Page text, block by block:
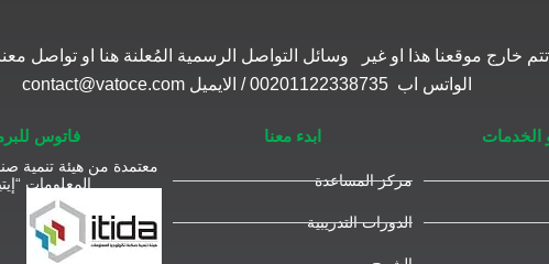
خارج موقعنا هذا او غير وسائل التواصل الرسمية المُعلنة هنا او تواصل
الواتس اب 00201122338735 / الايميل contact@vatoce.com
الخدمات ابدء معنا
مركز المساعدة
الدورات التدريبية
فاتوس
معتمدة من هيئة تنمية
المعلومات